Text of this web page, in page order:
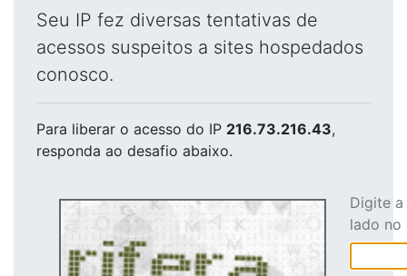
Seu IP fez diversas tentativas de
acessos suspeitos a sites hospedados
conosco.
Para liberar o acesso do IP 216.73.216.43,
responda ao desafio abaixo.
Digite
lado no